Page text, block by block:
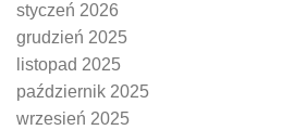
styczeń 2026
grudzień 2025
listopad 2025
październik 2025
wrzesień 2025